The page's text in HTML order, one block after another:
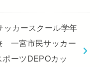
カースクール学年
一宮市民サッカー
ーツDEPOカッ